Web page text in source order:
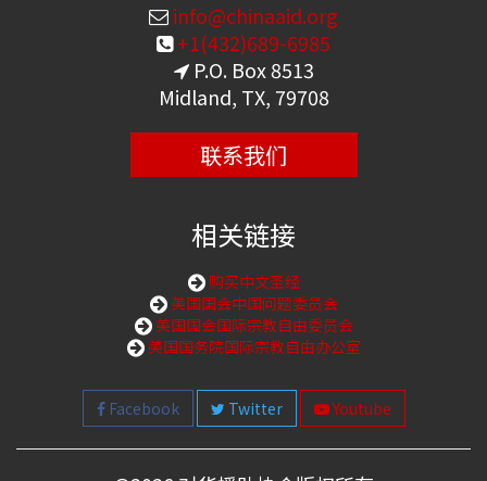
info@chinaaid.org
+1(432)689-6985
P.O. Box 8513
Midland, TX, 79708
联系我们
相关链接
购买中文圣经
美国国会中国问题委员会
美国国会国际宗教自由委员会
美国国务院国际宗教自由办公室
Facebook Twitter Youtube